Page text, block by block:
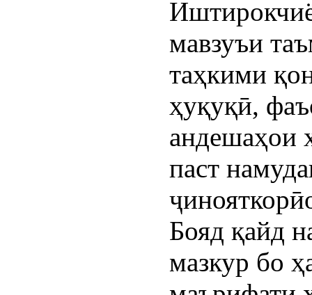
мавзуъи
таҳкими
ҳуқуқӣ,
андешаҳои
паст
Бояд қайд
мазкур бо